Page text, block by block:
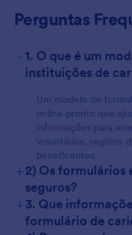
Perguntas
- 1. O que é um
instituições de
Um modelo de
online pronto que
informações para
voluntários, registro
beneficentes.
+2) Os formulários
seguros?
+3. Que
formulário de